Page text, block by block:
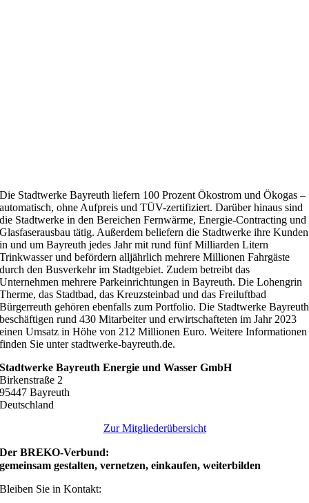
Die Stadtwerke Bayreuth liefern 100 Prozent Ökostrom und Ökogas –
automatisch, ohne Aufpreis und TÜV-zertifiziert. Darüber hinaus sind
die Stadtwerke in den Bereichen Fernwärme, Energie-Contracting und
Glasfaserausbau tätig. Außerdem beliefern die Stadtwerke ihre Kunden
in und um Bayreuth jedes Jahr mit rund fünf Milliarden Litern
Trinkwasser und befördern alljährlich mehrere Millionen Fahrgäste
durch den Busverkehr im Stadtgebiet. Zudem betreibt das
Unternehmen mehrere Parkeinrichtungen in Bayreuth. Die Lohengrin
Therme, das Stadtbad, das Kreuzsteinbad und das Freiluftbad
Bürgerreuth gehören ebenfalls zum Portfolio. Die Stadtwerke Bayreuth
beschäftigen rund 430 Mitarbeiter und erwirtschafteten im Jahr 2023
einen Umsatz in Höhe von 212 Millionen Euro. Weitere Informationen
finden Sie unter stadtwerke-bayreuth.de.
Stadtwerke Bayreuth Energie und Wasser GmbH
Birkenstraße 2
95447 Bayreuth
Deutschland
Zur Mitgliederübersicht
Der BREKO-Verbund:
gemeinsam gestalten, vernetzen, einkaufen, weiterbilden
Bleiben Sie in Kontakt: